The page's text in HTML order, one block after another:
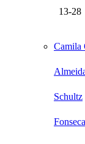
13-28
Camila
Schultz